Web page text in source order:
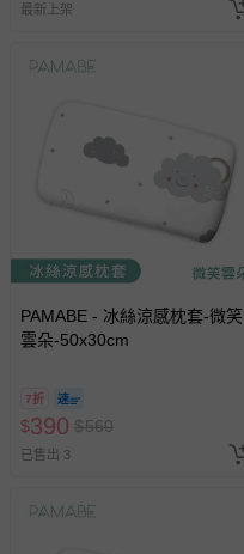
最新上架
PAMABE - 冰絲涼感枕套-微笑
雲朵-50x30cm
7折
$390 $560
已售出 3